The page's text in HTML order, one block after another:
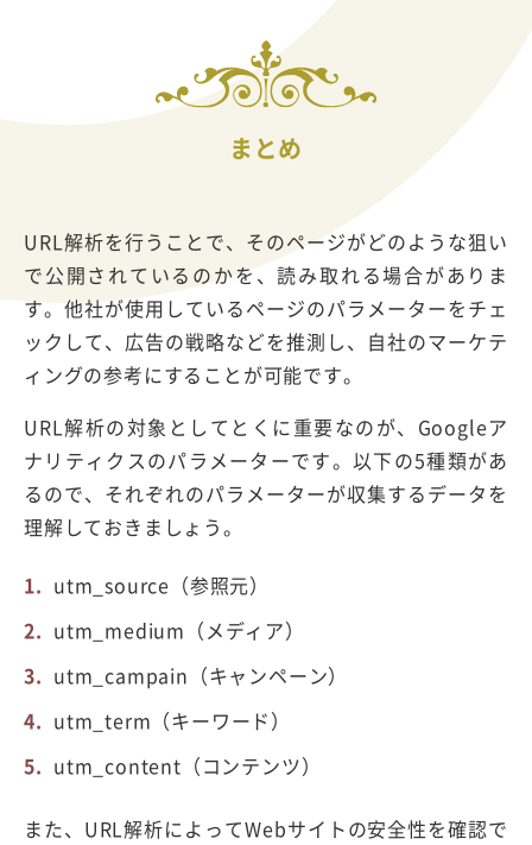
まとめ
URL解析を行うことで、そのページがどのような狙い
で公開されているのかを、読み取れる場合がありま
す。他社が使用しているページのパラメーターをチェ
ックして、広告の戦略などを推測し、自社のマーケテ
ィングの参考にすることが可能です。
URL解析の対象としてとくに重要なのが、Googleア
ナリティクスのパラメーターです。以下の5種類があ
るので、それぞれのパラメーターが収集するデータを
理解しておきましょう。
utm_source（参照元）
utm_medium（メディア）
utm_campain（キャンペーン）
utm_term（キーワード）
utm_content（コンテンツ）
また、URL解析によってWebサイトの安全性を確認で